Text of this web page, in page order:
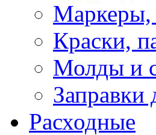
Маркеры,
Краски,
Молды и
Заправки
Расходные